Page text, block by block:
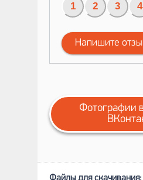
1 2 3 4
Напишите
Фотографии